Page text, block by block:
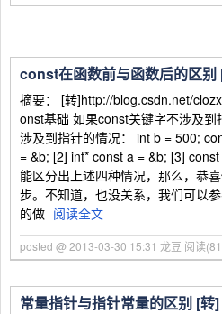
const在函数前与函数后的区别
摘要： [转]http://blog.csdn.net/
onst基础 如果const关键字不涉及
涉及到指针的情况： int b = 500;
= &b; [2] int* const a = &b; [3]
能区分出上述四种情况，那么，恭
步。不知道，也没关系，我们可以
的做 阅读全文
posted @ 2013-03-30 15:31 龙豆 阅读
常量指针与指针常量的区别 [转]